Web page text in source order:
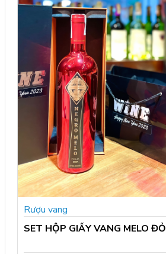
Rượu vang
SET HỘP GIẤY VANG MELO ĐỎ